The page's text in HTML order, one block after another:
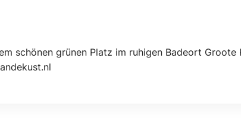
schönen grünen Platz im ruhigen Badeort Groote